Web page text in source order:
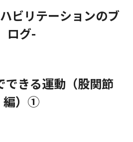
ビリテーションのブ
ログ-
できる運動（股関節
編）①